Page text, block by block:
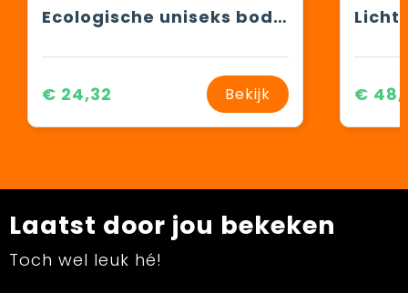
Ecologische uniseks bodywarmer van microfleece
€ 24,32 Bekijk €
Laatst door jou bekeken
Toch wel leuk hé!